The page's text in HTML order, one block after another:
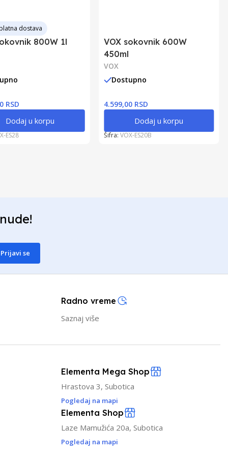
dostava
800W 1l
RSD
Dodaj u korpu
ES28
VOX sokovnik 600W
450ml
VOX
Dostupno
4.599,00 RSD
Dodaj u korpu
Šifra:VOX-ES20B
Prijavi se
Radno vreme
Saznaj više
Elementa Mega Shop
Hrastova 3, Subotica
Pogledaj na mapi
Elementa Shop
Laze Mamužića 20a, Subotica
Pogledaj na mapi